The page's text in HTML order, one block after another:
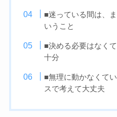
■迷っている間は、
いうこと
■決める必要はなく
十分
■無理に動かなくて
スで考えて大丈夫